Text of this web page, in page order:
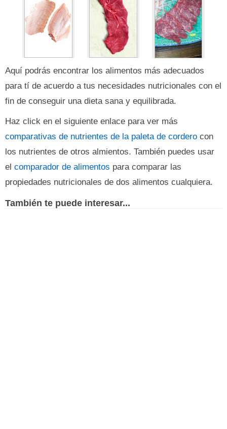
Aquí podrás encontrar los alimentos más adecuados
para tí de acuerdo a tus necesidades nutricionales con el
fin de conseguir una dieta sana y equilibrada.
Haz click en el siguiente enlace para ver más
comparativas de nutrientes de la paleta de cordero con
los nutrientes de otros almientos. También puedes usar
el comparador de alimentos para comparar las
propiedades nutricionales de dos alimentos cualquiera.
También te puede interesar...